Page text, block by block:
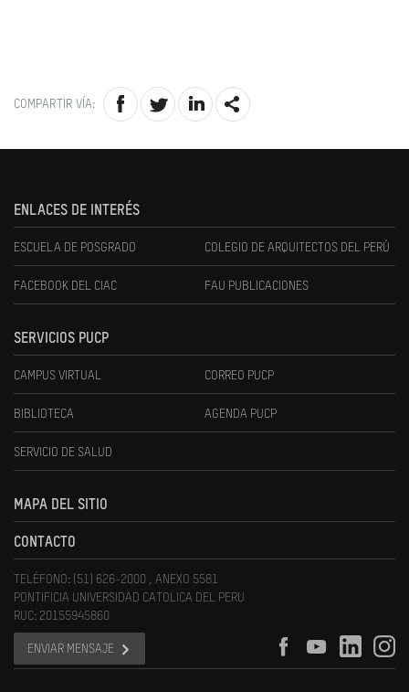
COMPARTIR VÍA:
ENLACES DE INTERÉS
ESCUELA DE POSGRADO COLEGIO DE ARQUITECTOS DEL PERÚ
FACEBOOK DEL CIAC FAU PUBLICACIONES
SERVICIOS PUCP
CAMPUS VIRTUAL CORREO PUCP
BIBLIOTECA AGENDA PUCP
SERVICIO DE SALUD
MAPA DEL SITIO
CONTACTO
TELÉFONO: (51) 626-2000 , ANEXO 5581
PONTIFICIA UNIVERSIDAD CATOLICA DEL PERU
RUC: 20155945860
ENVIAR MENSAJE